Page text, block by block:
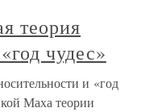
теория
чудес»
и «год
Маха теории